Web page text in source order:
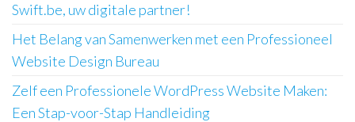
Swift.be, uw digitale partner!
Het Belang van Samenwerken met een Professioneel
Website Design Bureau
Zelf een Professionele WordPress Website Maken:
Een Stap-voor-Stap Handleiding